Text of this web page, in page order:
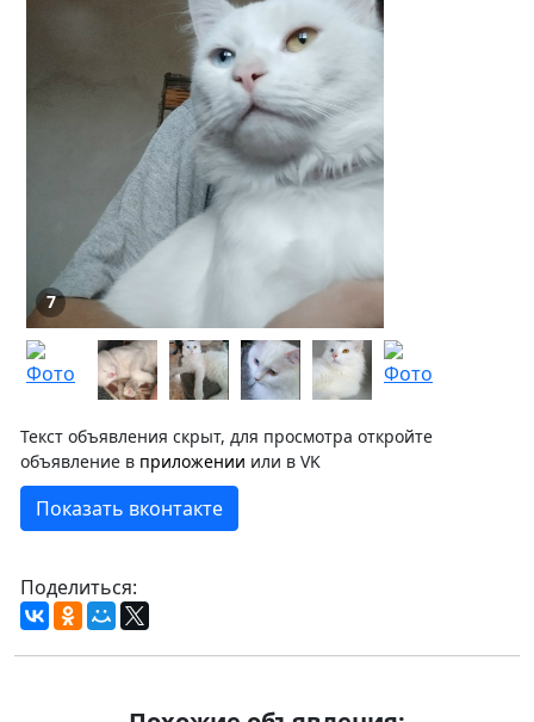
7
Текст объявления скрыт, для просмотра откройте
объявление в приложении или в VK
Показать вконтакте
Поделиться: